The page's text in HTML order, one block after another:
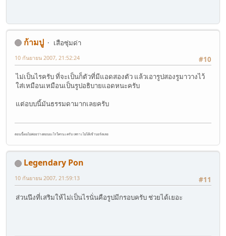
ก้ามปู
เสือซุ่มด่า
#10
10 กันยายน 2007, 21:52:24
ไม่เป็นไรครับ ที่จะเป็นก็ตัวที่มีแอดสองตัว แล้วเอารูปสองรูมาวางไว้
ใส่เหมือนเหมือนเป็นรูปอธิบายแอดหนะครับ
แต่อบบนี้มันธรรมดามากเลยครับ
ตอนนี้ผมไม่ค่อยว่างตอบอะไรใครนะครับ เพราะไม่ได้เข้าบอร์ดเลย
Legendary Pon
#11
10 กันยายน 2007, 21:59:13
ส่วนนึงที่เสริมให้ไม่เป็นไรนั่นคือรูปมีกรอบครับ ช่วยได้เยอะ